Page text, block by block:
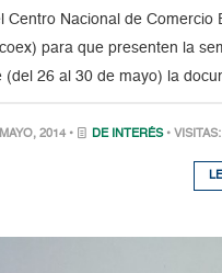
Centro Nacional de Comercio
para que presenten la
(del 26 al 30 de mayo) la
2014 • DE INTERÉS •